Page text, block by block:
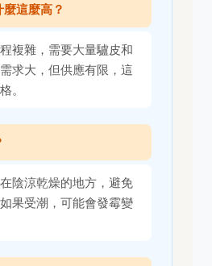
這麼高？
複雜，需要大量驢皮和
求大，但供應有限，這
。
陰涼乾燥的地方，避免
果受潮，可能會發霉變